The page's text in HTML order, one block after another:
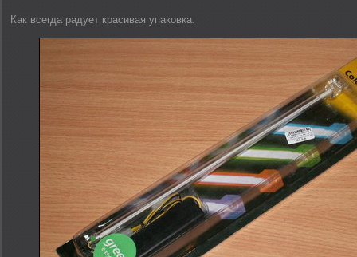
Как всегда радует красивая упаковка.